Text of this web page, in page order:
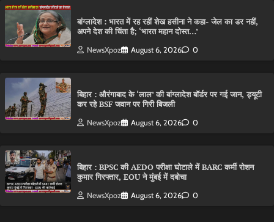
बांग्लादेश : भारत में रह रहीं शेख हसीना ने कहा- जेल का डर नहीं,
अपने देश की चिंता है; ‘भारत महान दोस्त…’
NewsXpoz August 6, 2026 0
बिहार : औरंगाबाद के ‘लाल’ की बांग्लादेश बॉर्डर पर गई जान, ड्यूटी
कर रहे BSF जवान पर गिरी बिजली
NewsXpoz August 6, 2026 0
बिहार : BPSC की AEDO परीक्षा घोटाले में BARC कर्मी रोशन
कुमार गिरफ्तार, EOU ने मुंबई में दबोचा
NewsXpoz August 6, 2026 0